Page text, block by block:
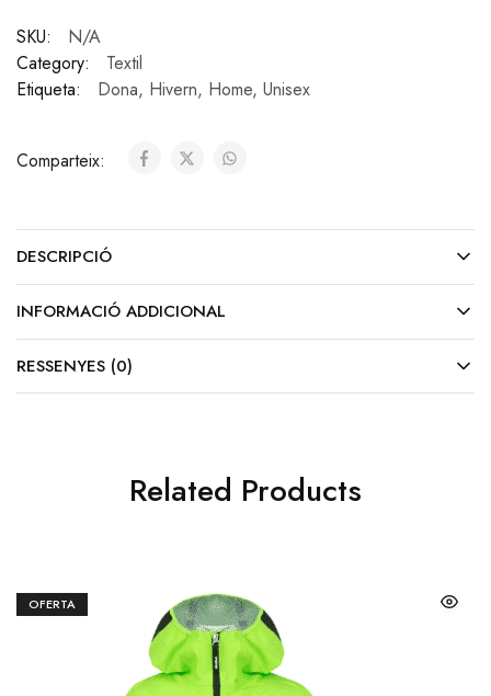
SKU:
N/A
Category:
Textil
Etiqueta:
Dona, Hivern, Home, Unisex
Comparteix:
DESCRIPCIÓ
INFORMACIÓ ADDICIONAL
RESSENYES (0)
Related Products
OFERTA